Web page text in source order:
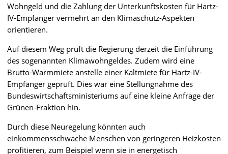
Wohngeld und die Zahlung der Unterkunftskosten für Hartz-
IV-Empfänger vermehrt an den Klimaschutz-Aspekten
orientieren.
Auf diesem Weg prüft die Regierung derzeit die Einführung
des sogenannten Klimawohngeldes. Zudem wird eine
Brutto-Warmmiete anstelle einer Kaltmiete für Hartz-IV-
Empfänger geprüft. Dies war eine Stellungnahme des
Bundeswirtschaftsministeriums auf eine kleine Anfrage der
Grünen-Fraktion hin.
Durch diese Neuregelung könnten auch
einkommensschwache Menschen von geringeren Heizkosten
profitieren, zum Beispiel wenn sie in energetisch